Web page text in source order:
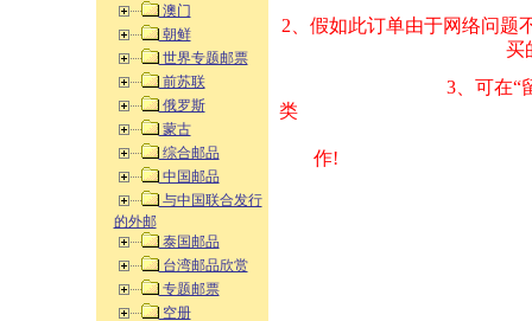
澳门
朝鲜
世界专题邮票
前苏联
俄罗斯
蒙古
综合邮品
中国邮品
与中国联合发行
的外邮
泰国邮品
台湾邮品欣赏
专题邮票
空册
2、假如此订单由
买的邮品的“
3、可在“
类 方式告之
作!